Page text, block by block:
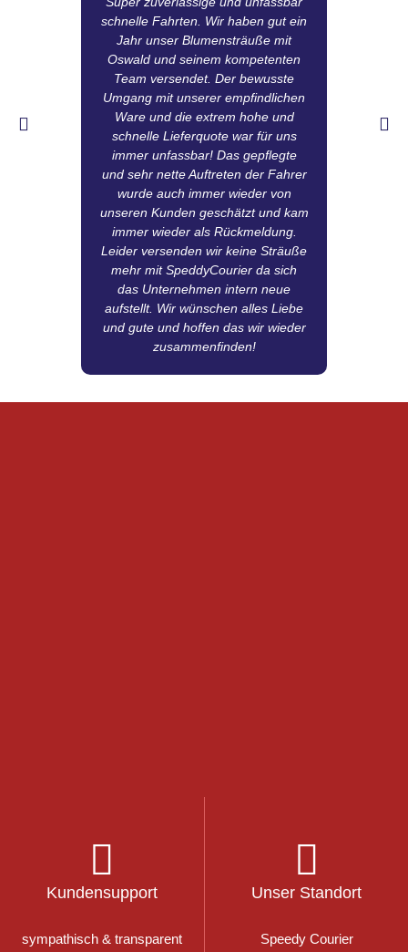
schnelle Fahrten. Wir haben gut ein
Jahr unser Blumensträuße mit
Oswald und seinem kompetenten
Team versendet. Der bewusste
Umgang mit unserer empfindlichen
Ware und die extrem hohe und
schnelle Lieferquote war für uns
immer unfassbar! Das gepflegte
und sehr nette Auftreten der Fahrer
wurde auch immer wieder von
unseren Kunden geschätzt und kam
immer wieder als Rückmeldung.
Leider versenden wir keine Sträuße
mehr mit SpeddyCourier da sich
das Unternehmen intern neue
aufstellt. Wir wünschen alles Liebe
und gute und hoffen das wir wieder
zusammenfinden!
Kundensupport
sympathisch & transparent
Unser Standort
Speedy Courier